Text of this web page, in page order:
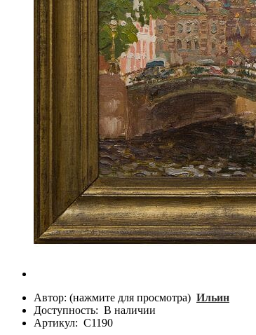
Автор: (нажмите для просмотра) Ильин
Доступность: В наличии
Артикул: С1190